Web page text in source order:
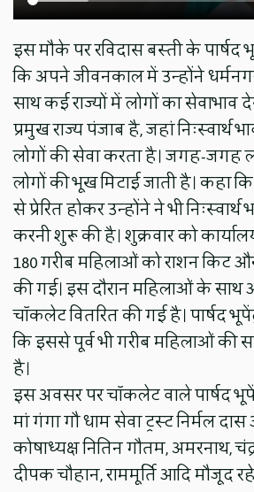
इस मौके पर रविदास बस्ती के पार्षद
कि अपने जीवनकाल में उन्होंने
साथ कई राज्यों में लोगों का
प्रमुख राज्य पंजाब है, जहां
लोगों की सेवा करता है। जगह-
लोगों की भूख मिटाई जाती है। कहा
से प्रेरित होकर उन्होंने ने भी
करनी शुरू की है। शुक्रवार को
180 गरीब महिलाओं को राशन किट
की गई। इस दौरान महिलाओं के साथ
चॉकलेट वितरित की गई है। पार्षद
कि इससे पूर्व भी गरीब महिलाओं की
है।
इस अवसर पर चॉकलेट वाले पार्षद
मां गंगा गौ धाम सेवा ट्रस्ट निर्मल
कोषाध्यक्ष नितिन गौतम, अमरनाथ,
दीपक चौहान, राममूर्ति आदि मौजूद